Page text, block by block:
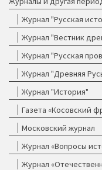
Журнал "Русская
Журнал "Вестник
Журнал "Русская
Журнал "Древняя
Журнал "История"
Газета «Косовский
Московский журнал
Журнал «Вопросы
Журнал